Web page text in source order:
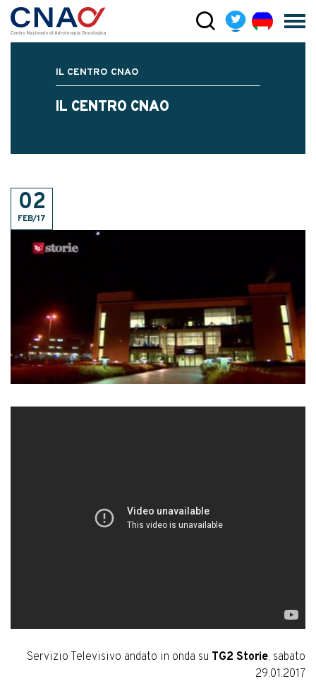
IL CENTRO CNAO
IL CENTRO CNAO
02
FEB/17
Servizio Televisivo andato in onda su TG2 Storie, sabato
29.01.2017